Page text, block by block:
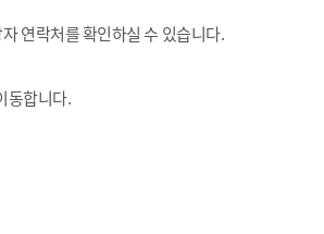
연락처를 확인하실 수 있습니다.
동합니다.